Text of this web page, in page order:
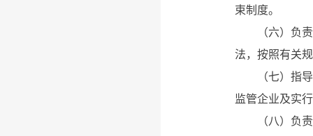
束制度。
（六）负责
法，按照有关
（七）指导
监管企业及实
（八）负责